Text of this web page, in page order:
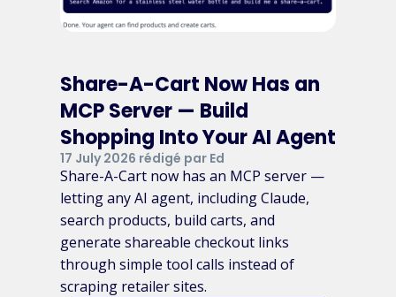
Share-A-Cart Now Has an
MCP Server — Build
Shopping Into Your AI Agent
17 July 2026 rédigé par Ed
Share-A-Cart now has an MCP server —
letting any AI agent, including Claude,
search products, build carts, and
generate shareable checkout links
through simple tool calls instead of
scraping retailer sites.